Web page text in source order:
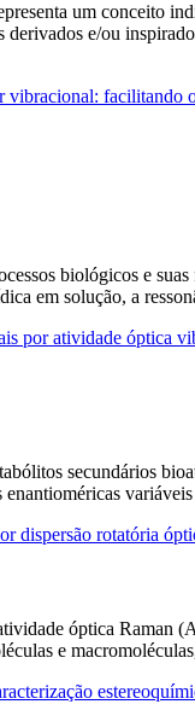
um conceito
e/ou
facilitando
biológicos e
em solução, a
por atividade óptica
secundários
dispersão rotatória
óptica Raman
e